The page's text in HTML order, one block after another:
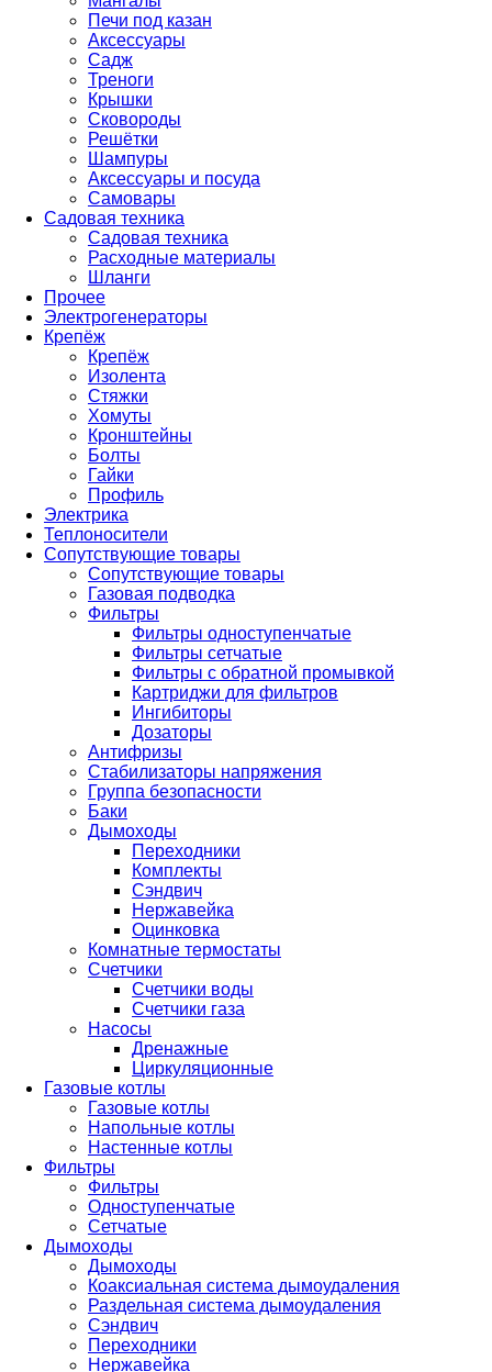
Печи под казан
Аксессуары
Садж
Треноги
Крышки
Сковороды
Решётки
Шампуры
Аксессуары и посуда
Самовары
Садовая техника
Садовая техника
Расходные материалы
Шланги
Прочее
Электрогенераторы
Крепёж
Крепёж
Изолента
Стяжки
Хомуты
Кронштейны
Болты
Гайки
Профиль
Электрика
Теплоносители
Сопутствующие товары
Сопутствующие товары
Газовая подводка
Фильтры
Фильтры одноступенчатые
Фильтры сетчатые
Фильтры с обратной промывкой
Картриджи для фильтров
Ингибиторы
Дозаторы
Антифризы
Стабилизаторы напряжения
Группа безопасности
Баки
Дымоходы
Переходники
Комплекты
Сэндвич
Нержавейка
Оцинковка
Комнатные термостаты
Счетчики
Счетчики воды
Счетчики газа
Насосы
Дренажные
Циркуляционные
Газовые котлы
Газовые котлы
Напольные котлы
Настенные котлы
Фильтры
Фильтры
Одноступенчатые
Сетчатые
Дымоходы
Дымоходы
Коаксиальная система дымоудаления
Раздельная система дымоудаления
Сэндвич
Переходники
Нержавейка